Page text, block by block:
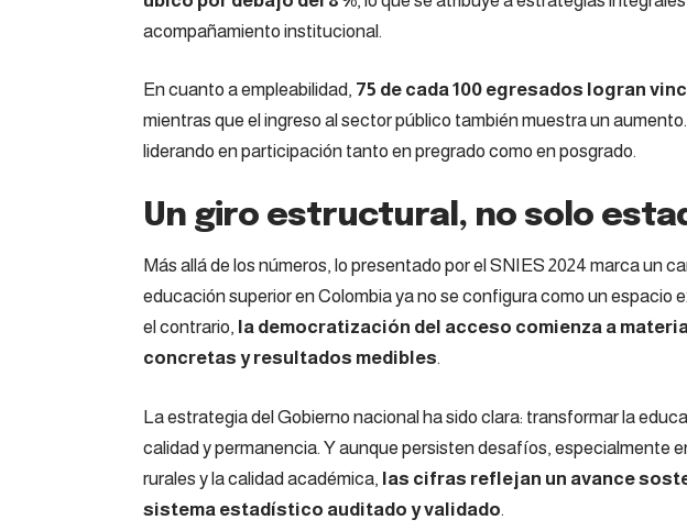
acompañamiento institucional.
En cuanto a empleabilidad, 75 de cada 100 egresados logran
mientras que el ingreso al sector público también muestra un
liderando en participación tanto en pregrado como en posgrado.
Un giro estructural, no solo
Más allá de los números, lo presentado por el SNIES 2024 marca un
educación superior en Colombia ya no se configura como un espacio
el contrario, la democratización del acceso comienza a
concretas y resultados medibles.
La estrategia del Gobierno nacional ha sido clara: transformar la
calidad y permanencia. Y aunque persisten desafíos, especialmente
rurales y la calidad académica, las cifras reflejan un avance
sistema estadístico auditado y validado.